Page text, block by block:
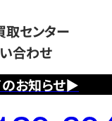
お知らせ▶
取センター
合わせ